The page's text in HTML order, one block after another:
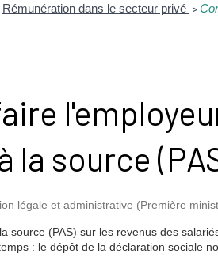
Rémunération dans le secteur privé >
la source
légale et administrative (Première
source (PAS) sur les revenus des
: le dépôt de la déclaration sociale